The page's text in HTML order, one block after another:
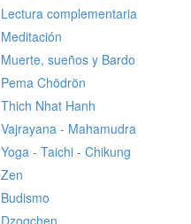
Lectura complementaria
Meditación
Muerte, sueños y Bardo
Pema Chödrön
Thich Nhat Hanh
Vajrayana - Mahamudra
Yoga - Taichi - Chikung
Zen
Budismo
Dzogchen